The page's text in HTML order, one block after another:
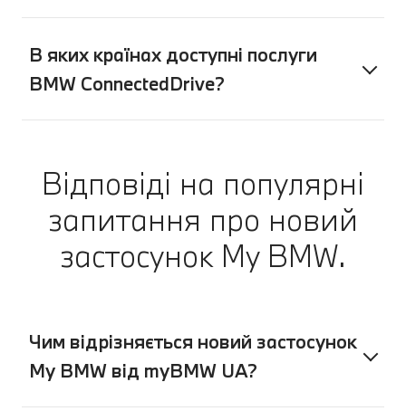
В яких країнах доступні послуги
BMW ConnectedDrive?
Відповіді на популярні
запитання про новий
застосунок My BMW.
Чим відрізняється новий застосунок
My BMW від myBMW UA?